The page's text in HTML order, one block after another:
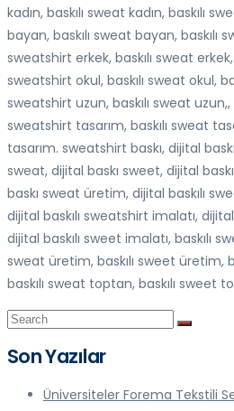
kadın, baskılı sweat kadın, baskılı
bayan, baskılı sweat bayan, baskılı
sweatshirt erkek, baskılı sweat erkek,
sweatshirt okul, baskılı sweat okul,
sweatshirt uzun, baskılı sweat uzun,,
sweatshirt tasarım, baskılı sweat
tasarım. sweatshirt baskı, dijital
sweat, dijital baskı sweet, dijital
baskı sweat üretim, dijital baskılı
dijital baskılı sweatshirt imalatı,
dijital baskılı sweet imalatı, baskılı
sweat üretim, baskılı sweet üretim,
baskılı sweat toptan, baskılı sweet
Son Yazılar
Üniversiteler Forema Tekstili